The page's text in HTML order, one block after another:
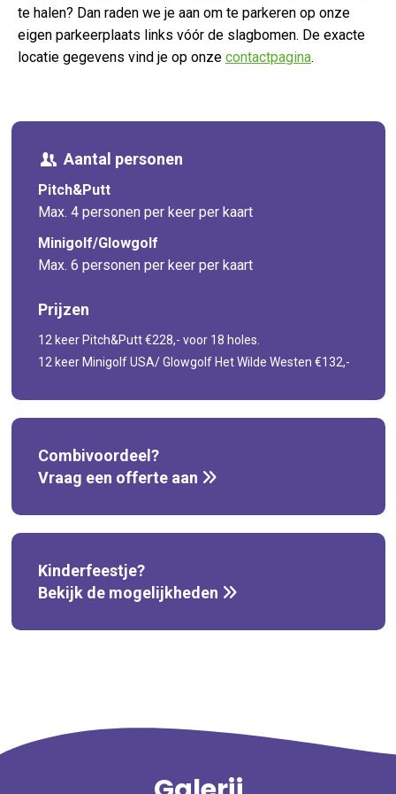
te halen? Dan raden we je aan om te parkeren op onze
eigen parkeerplaats links vóór de slagbomen. De exacte
locatie gegevens vind je op onze contactpagina.
Aantal personen
Pitch&Putt
Max. 4 personen per keer per kaart
Minigolf/Glowgolf
Max. 6 personen per keer per kaart
Prijzen
12 keer Pitch&Putt €228,- voor 18 holes.
12 keer Minigolf USA/ Glowgolf Het Wilde Westen €132,-
Combivoordeel?
Vraag een offerte aan
Kinderfeestje?
Bekijk de mogelijkheden